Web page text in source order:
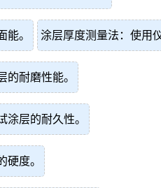
能。 涂层厚度测量法：使用
的耐磨性能。
涂层的耐久性。
硬度。